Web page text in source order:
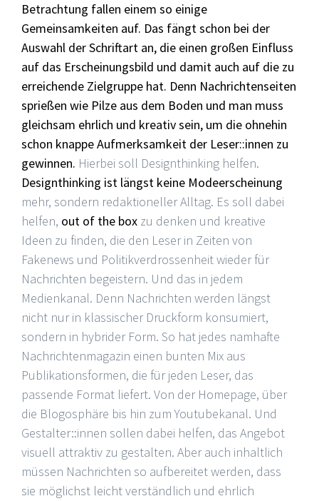
Betrachtung fallen einem so einige
Gemeinsamkeiten auf. Das fängt schon bei der
Auswahl der Schriftart an, die einen großen Einfluss
auf das Erscheinungsbild und damit auch auf die zu
erreichende Zielgruppe hat. Denn Nachrichtenseiten
sprießen wie Pilze aus dem Boden und man muss
gleichsam ehrlich und kreativ sein, um die ohnehin
schon knappe Aufmerksamkeit der Leser::innen zu
gewinnen. Hierbei soll Designthinking helfen.
Designthinking ist längst keine Modeerscheinung
mehr, sondern redaktioneller Alltag. Es soll dabei
helfen, out of the box zu denken und kreative
Ideen zu finden, die den Leser in Zeiten von
Fakenews und Politikverdrossenheit wieder für
Nachrichten begeistern. Und das in jedem
Medienkanal. Denn Nachrichten werden längst
nicht nur in klassischer Druckform konsumiert,
sondern in hybrider Form. So hat jedes namhafte
Nachrichtenmagazin einen bunten Mix aus
Publikationsformen, die für jeden Leser, das
passende Format liefert. Von der Homepage, über
die Blogosphäre bis hin zum Youtubekanal. Und
Gestalter::innen sollen dabei helfen, das Angebot
visuell attraktiv zu gestalten. Aber auch inhaltlich
müssen Nachrichten so aufbereitet werden, dass
sie möglichst leicht verständlich und ehrlich